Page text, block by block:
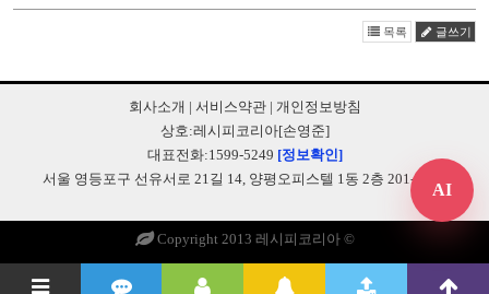
목록 글쓰기
회사소개 | 서비스약관| 개인정보방침
상호:레시피코리아[손영준]
대표전화:1599-5249 [정보확인]
서울 영등포구 선유서로 21길 14, 양평오피스텔 1동 2층 201-B248
Copyright 2013 레시피코리아 ©
AI